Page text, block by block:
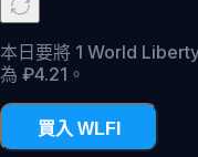
本日要將 1 World
為 ₽4.21。
買入 WLFI